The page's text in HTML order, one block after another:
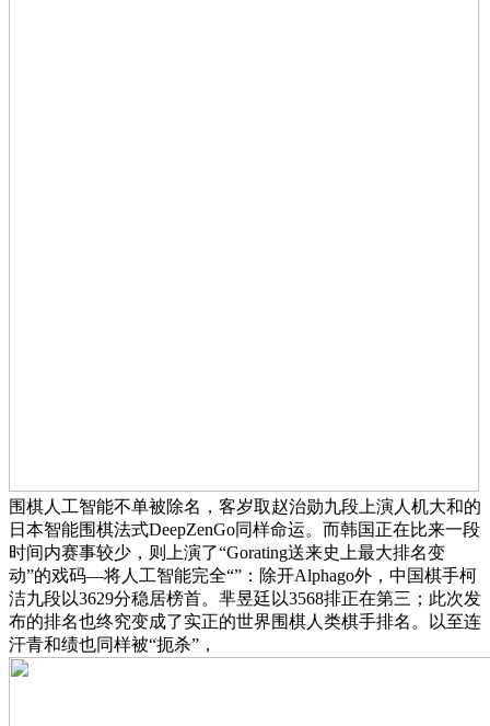
围棋人工智能不单被除名，客岁取赵治勋九段上演人机大和的
日本智能围棋法式DeepZenGo同样命运。而韩国正在比来一段
时间内赛事较少，则上演了“Gorating送来史上最大排名变
动”的戏码—将人工智能完全“”：除开Alphago外，中国棋手柯
洁九段以3629分稳居榜首。芈昱廷以3568排正在第三；此次发
布的排名也终究变成了实正的世界围棋人类棋手排名。以至连
汗青和绩也同样被“扼杀”，